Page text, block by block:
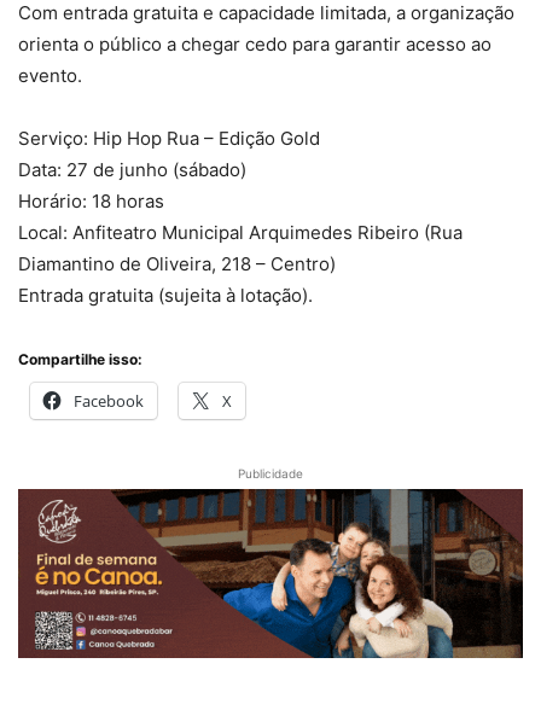
Com entrada gratuita e capacidade limitada, a organização
orienta o público a chegar cedo para garantir acesso ao
evento.
Serviço: Hip Hop Rua – Edição Gold
Data: 27 de junho (sábado)
Horário: 18 horas
Local: Anfiteatro Municipal Arquimedes Ribeiro (Rua
Diamantino de Oliveira, 218 – Centro)
Entrada gratuita (sujeita à lotação).
Compartilhe isso:
Facebook X
Publicidade